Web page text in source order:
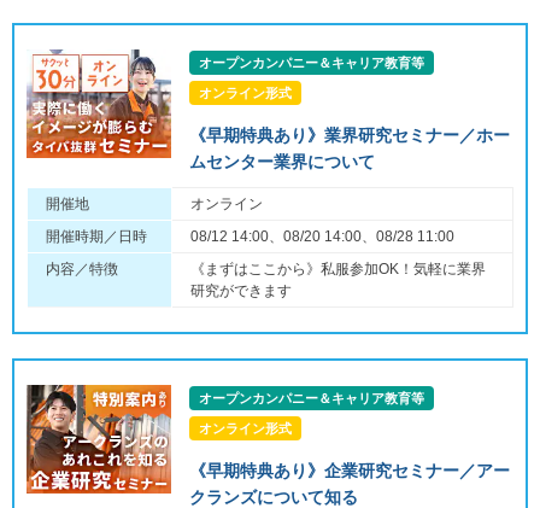
オープンカンパニー＆キャリア教育等
オンライン形式
《早期特典あり》業界研究セミナー／ホー
ムセンター業界について
開催地
オンライン
開催時期／日時
08/12 14:00、08/20 14:00、08/28 11:00
内容／特徴
《まずはここから》私服参加OK！気軽に業界
研究ができます
オープンカンパニー＆キャリア教育等
オンライン形式
《早期特典あり》企業研究セミナー／アー
クランズについて知る